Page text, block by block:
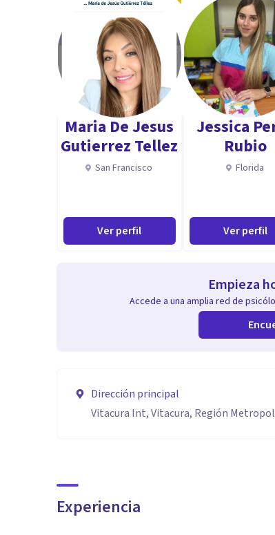
Maria De Jesus
Gutierrez Tellez
San Francisco
Ver perfil
Jessica
Rubio
Florida
Ver perfil
Empieza
Accede a una amplia red de
Dirección principal
Vitacura Int, Vitacura, Región
Experiencia